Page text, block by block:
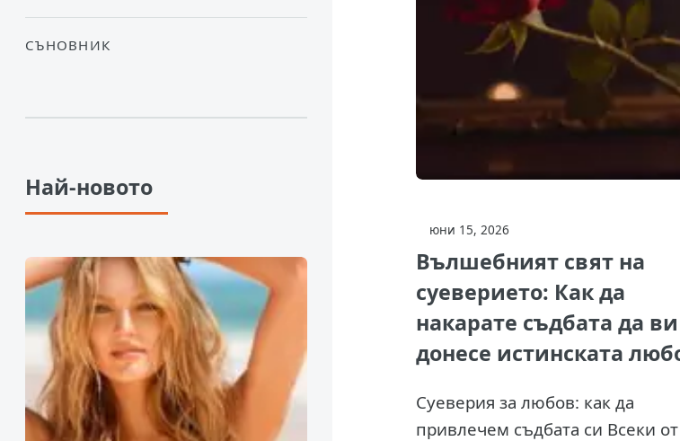
юни 15, 2026
Вълшебният свят на
суеверието: Как да
накарате съдбата да ви
донесе истинската
Суеверия за любов: как да
привлечем съдбата си Всеки
СЪНОВНИК
Най-новото